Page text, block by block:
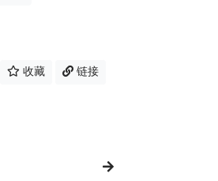
收藏 链接